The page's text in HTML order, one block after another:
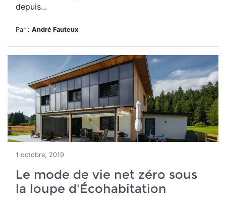
depuis...
Par : André Fauteux
1 octobre, 2019
Le mode de vie net zéro sous
la loupe d'Écohabitation